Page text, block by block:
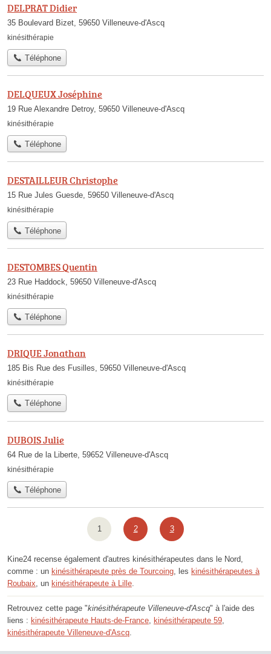
DELPRAT Didier
35 Boulevard Bizet, 59650 Villeneuve-d'Ascq
kinésithérapie
Téléphone
DELQUEUX Joséphine
19 Rue Alexandre Detroy, 59650 Villeneuve-d'Ascq
kinésithérapie
Téléphone
DESTAILLEUR Christophe
15 Rue Jules Guesde, 59650 Villeneuve-d'Ascq
kinésithérapie
Téléphone
DESTOMBES Quentin
23 Rue Haddock, 59650 Villeneuve-d'Ascq
kinésithérapie
Téléphone
DRIQUE Jonathan
185 Bis Rue des Fusilles, 59650 Villeneuve-d'Ascq
kinésithérapie
Téléphone
DUBOIS Julie
64 Rue de la Liberte, 59652 Villeneuve-d'Ascq
kinésithérapie
Téléphone
1 2 3
Kine24 recense également d'autres kinésithérapeutes dans le Nord,
comme : un kinésithérapeute près de Tourcoing , les kinésithérapeutes à
Roubaix , un kinésithérapeute à Lille
Retrouvez cette page "kinésithérapeute Villeneuve-d'Ascq" à l'aide des
liens : kinésithérapeute Hauts-de-France kinésithérapeute 59
kinésithérapeute Villeneuve-d'Ascq